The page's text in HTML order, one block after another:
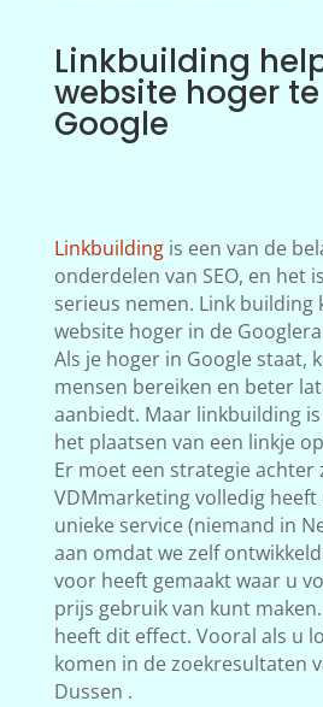
Linkbuilding
website hoger
Google
Linkbuildingis een van de
onderdelen van SEO, en het
serieus nemen. Link building
website hoger in de
Als je hoger in Google staat,
mensen bereiken en beter
aanbiedt. Maar linkbuilding
het plaatsen van een linkje
Er moet een strategie achter
VDMmarketing volledig
unieke service (niemand in
aan omdat we zelf
voor heeft gemaakt waar u
prijs gebruik van kunt
heeft dit effect. Vooral als u
komen in de zoekresultaten
Dussen .